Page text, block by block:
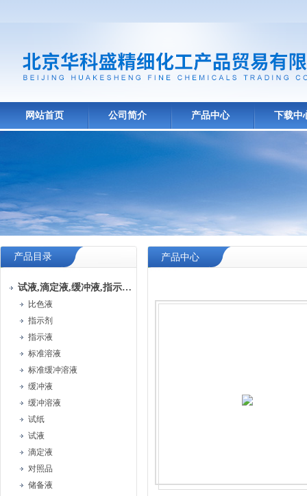
网站首页 公司简介 产品中心 下载中
产品目录
试液,滴定液,缓冲液,指示液,试纸
比色液
指示剂
指示液
标准溶液
标准缓冲溶液
缓冲液
缓冲溶液
试纸
试液
滴定液
对照品
储备液
产品中心